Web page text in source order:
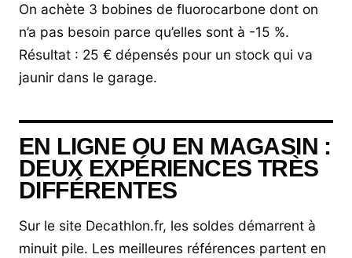
On achète 3 bobines de fluorocarbone dont on
n’a pas besoin parce qu’elles sont à -15 %.
Résultat : 25 € dépensés pour un stock qui va
jaunir dans le garage.
EN LIGNE OU EN MAGASIN :
DEUX EXPÉRIENCES TRÈS
DIFFÉRENTES
Sur le site Decathlon.fr, les soldes démarrent à
minuit pile. Les meilleures références partent en